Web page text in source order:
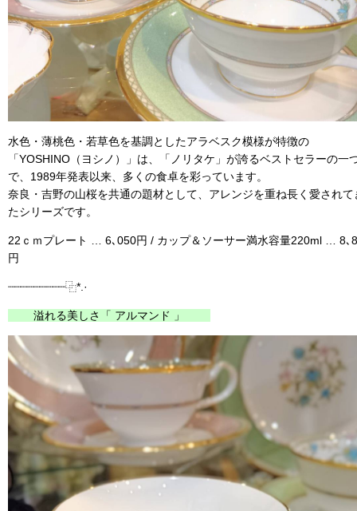
水色・薄桃色・若草色を基調としたアラベスク模様が特徴の
「YOSHINO（ヨシノ）」は、「ノリタケ」が誇るベストセラーの一
で、1989年発表以来、多くの食卓を彩っています。
奈良・吉野の山桜を共通の題材として、アレンジを重ね長く愛されて
たシリーズです。
22ｃｍプレート … 6､050円 / カップ＆ソーサー満水容量220ml … 8､
円
┈┈┈┈┈┈┈┈┈⿻*.·
溢れる美しさ「 アルマンド 」